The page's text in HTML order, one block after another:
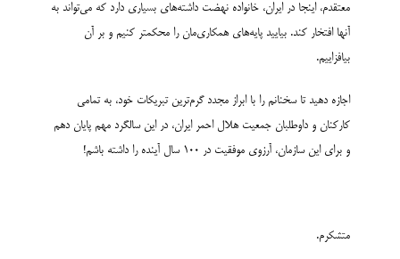
معتقدم، اینجا در ایران، خانواده نهضت داشته­‌های بسیاری دارد که می‌­تواند به
آنها افتخار کند. بیایید پایه‌های همکاری­‌مان را محکم­تر کنیم و بر آن
بیافزاییم.
اجازه دهید تا سخنانم را با ابراز مجدد گرم‌ترین تبریکات خود، به تمامی
کارکنان و داوطلبان جمعیت هلال احمر ایران، در این سالگرد مهم پایان دهم
و برای این سازمان، آرزوی موفقیت در 100 سال آینده را داشته باشم!
متشکرم.